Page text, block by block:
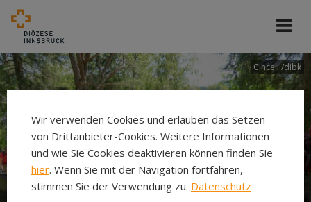
Cincelli/dibk
Wir verwenden Cookies und erlauben das Setzen
von Drittanbieter-Cookies. Weitere Informationen
und wie Sie Cookies deaktivieren können finden Sie
hier. Wenn Sie mit der Navigation fortfahren,
stimmen Sie der Verwendung zu. Datenschutz